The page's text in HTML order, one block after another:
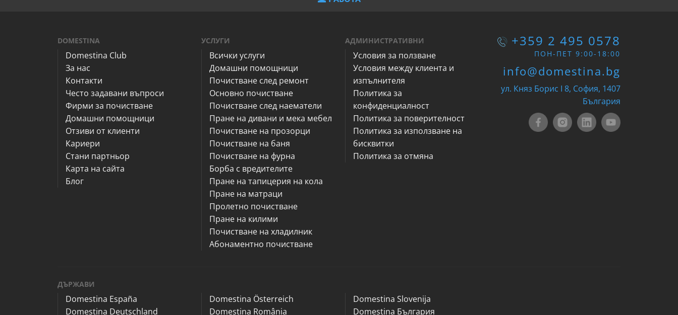
DOMESTINA
Domestina Club
За нас
Контакти
Често задавани въпроси
Фирми за почистване
Домашни помощници
Отзиви от клиенти
Кариери
Стани партньор
Карта на сайта
Блог
УСЛУГИ
Всички услуги
Домашни помощници
Почистване след ремонт
Основно почистване
Почистване след наематели
Пране на дивани и мека мебел
Почистване на прозорци
Почистване на баня
Почистване на фурна
Борба с вредителите
Пране на тапицерия на кола
Пране на матраци
Пролетно почистване
Пране на килими
Почистване на хладилник
Абонаментно почистване
АДМИНИСТРАТИВНИ
Условия за ползване
Условия между клиента и
изпълнителя
Политика за
конфиденциалност
Политика за поверителност
Политика за използване на
бисквитки
Политика за отмяна
+359 2 495 0578
ПОН-ПЕТ 9:00-18:00
info@domestina.bg
ул. Княз Борис I 8, София, 1407
България
ДЪРЖАВИ
Domestina España
Domestina Deutschland
Domestina Österreich
Domestina România
Domestina Slovenija
Domestina България